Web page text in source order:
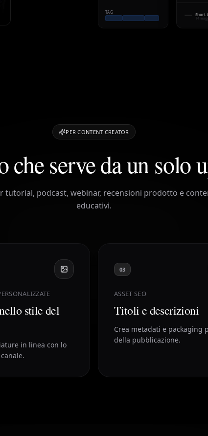
TAG Short
14
PER CONTENT CREATOR
che serve da un solo
tutorial, podcast, webinar, recensioni prodotto e
educativi.
stile del
in linea con lo
03
ASSET SEO
Titoli e descrizioni
Crea metadati e packaging
della pubblicazione.